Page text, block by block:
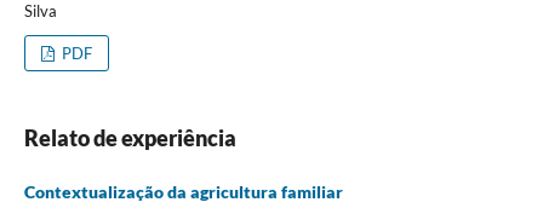
Silva
PDF
Relato de experiência
Contextualização da agricultura familiar